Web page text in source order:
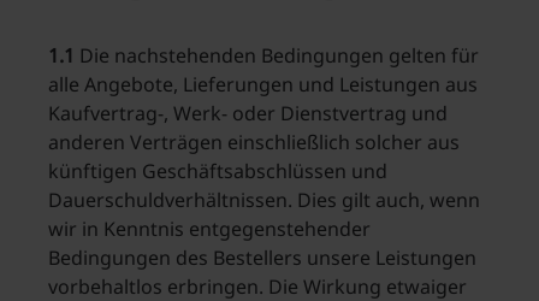
1.1 Die nachstehenden Bedingungen gelten für
alle Angebote, Lieferungen und Leistungen aus
Kaufvertrag-, Werk- oder Dienstvertrag und
anderen Verträgen einschließlich solcher aus
künftigen Geschäftsabschlüssen und
Dauerschuldverhältnissen. Dies gilt auch, wenn
wir in Kenntnis entgegenstehender
Bedingungen des Bestellers unsere Leistungen
vorbehaltlos erbringen. Die Wirkung etwaiger